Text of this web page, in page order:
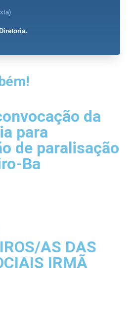
da
para
de paralisação
Ba
AS DAS
IRMÃ